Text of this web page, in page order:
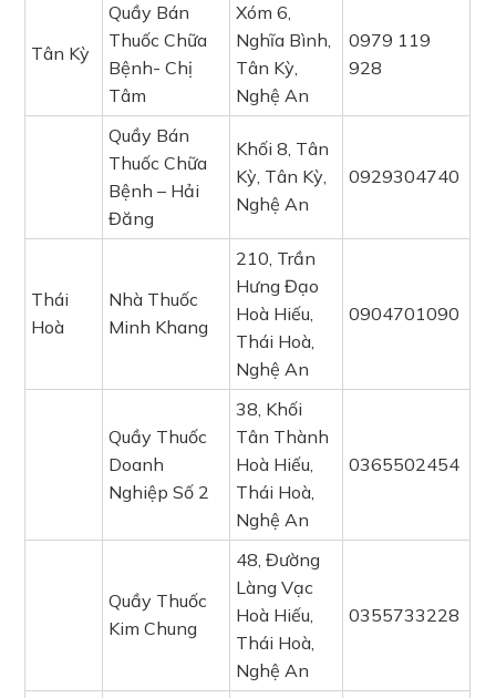
Tân Kỳ
Quầy Bán
Thuốc Chữa
Bệnh- Chị
Tâm
Xóm 6,
Nghĩa Bình,
Tân Kỳ,
Nghệ An
0979 119
928
Quầy Bán
Thuốc Chữa
Bệnh – Hải
Đăng
Khối 8, Tân
Kỳ, Tân Kỳ,
Nghệ An
0929304740
Thái
Hoà
Nhà Thuốc
Minh Khang
210, Trần
Hưng Đạo
Hoà Hiếu,
Thái Hoà,
Nghệ An
0904701090
Quầy Thuốc
Doanh
Nghiệp Số 2
38, Khối
Tân Thành
Hoà Hiếu,
Thái Hoà,
Nghệ An
0365502454
Quầy Thuốc
Kim Chung
48, Đường
Làng Vạc
Hoà Hiếu,
Thái Hoà,
Nghệ An
0355733228